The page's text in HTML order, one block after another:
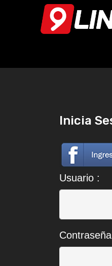
Inicia
Usuario :